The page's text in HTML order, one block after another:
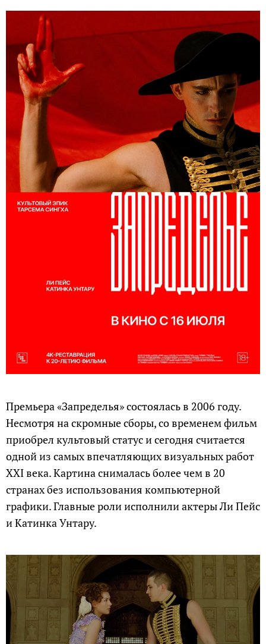
Премьера «Запределья» состоялась в 2006 году.
Несмотря на скромные сборы, со временем фильм
приобрел культовый статус и сегодня считается
одной из самых впечатляющих визуальных работ
XXI века. Картина снималась более чем в 20
странах без использования компьютерной
графики. Главные роли исполнили актеры Ли Пейс
и Катинка Унтару.